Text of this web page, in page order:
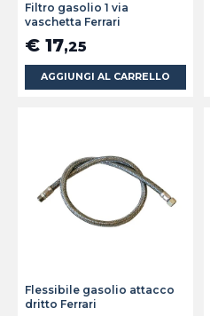
Filtro gasolio 1 via
vaschetta Ferrari
€ 17,25
AGGIUNGI AL CARRELLO
Flessibile gasolio attacco
dritto Ferrari